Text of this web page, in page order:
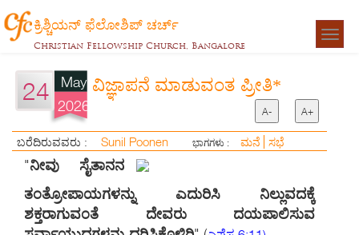
ಕ್ರಿಶ್ಚಿಯನ್ ಫೆಲೋಶಿಪ್ ಚರ್ಚ್
Christian Fellowship Church, Bangalore
24
May
2026
ವಿಜ್ಞಾಪನೆ ಮಾಡುವಂತ ಪ್ರೀತಿ*
A- A+
ಬರೆದಿರುವವರು : Sunil Poonen ಭಾಗಗಳು : ಮನೆ ಸಭೆ
"ನೀವು ಸೈತಾನನ
ತಂತ್ರೋಪಾಯಗಳನ್ನು ಎದುರಿಸಿ ನಿಲ್ಲುವದಕ್ಕೆ
ಶಕ್ತರಾಗುವಂತೆ ದೇವರು ದಯಪಾಲಿಸುವ